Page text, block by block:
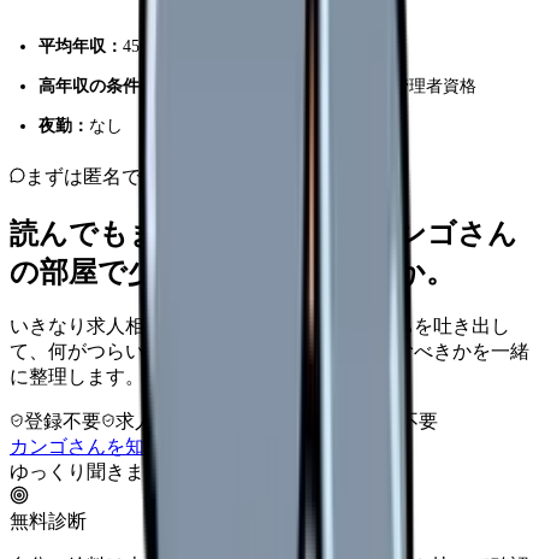
平均年収： 450〜520万円
高年収の条件： 外資系企業、統括保健師、衛生管理者資格
夜勤： なし
まずは匿名で整理
読んでもまだ苦しいなら、カンゴさん
の部屋で少し話してみませんか。
いきなり求人相談には進みません。今の気持ちを吐き出し
て、何がつらいのか、辞めるべきか、少し休むべきかを一緒
に整理します。
登録不要 求人押し売りなし
病院名は入力不要
カンゴさんを知ってから相談する
ゆっくり聞きます
無料診断